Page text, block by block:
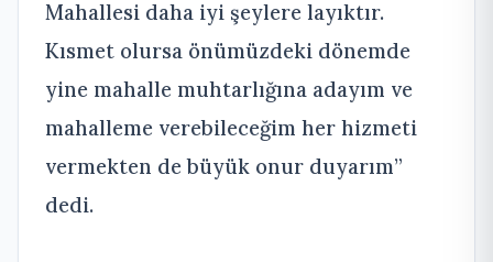
Mahallesi daha iyi şeylere layıktır.
Kısmet olursa önümüzdeki dönemde
yine mahalle muhtarlığına adayım ve
mahalleme verebileceğim her hizmeti
vermekten de büyük onur duyarım”
dedi.